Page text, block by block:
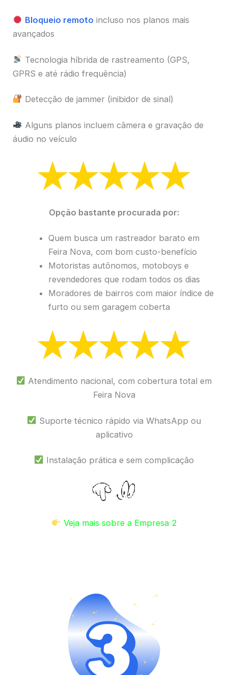
Bloqueio remoto incluso nos planos mais
avançados
Tecnologia híbrida de rastreamento (GPS,
GPRS e até rádio frequência)
Detecção de jammer (inibidor de sinal)
Alguns planos incluem câmera e gravação de
áudio no veículo
Opção bastante procurada por:
Quem busca um rastreador barato em
Feira Nova, com bom custo-benefício
Motoristas autônomos, motoboys e
revendedores que rodam todos os dias
Moradores de bairros com maior índice de
furto ou sem garagem coberta
Atendimento nacional, com cobertura total em
Feira Nova
Suporte técnico rápido via WhatsApp ou
aplicativo
Instalação prática e sem complicação
Veja mais sobre a Empresa 2